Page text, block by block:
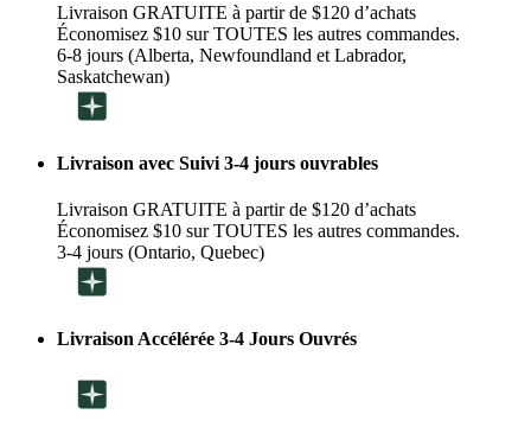
Livraison GRATUITE à partir de $120 d’achats
Économisez $10 sur TOUTES les autres commandes.
6-8 jours (Alberta, Newfoundland et Labrador,
Saskatchewan)
Livraison avec Suivi 3-4 jours ouvrables
Livraison GRATUITE à partir de $120 d’achats
Économisez $10 sur TOUTES les autres commandes.
3-4 jours (Ontario, Quebec)
Livraison Accélérée 3-4 Jours Ouvrés